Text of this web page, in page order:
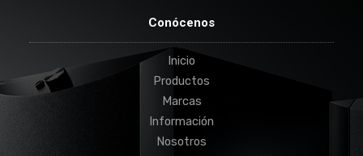
Conócenos
Inicio
Productos
Marcas
Información
Nosotros